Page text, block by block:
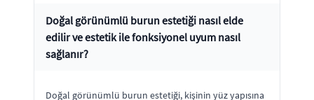
Doğal görünümlü burun estetiği nasıl elde
edilir ve estetik ile fonksiyonel uyum nasıl
sağlanır?
Doğal görünümlü burun estetiği, kişinin yüz yapısına